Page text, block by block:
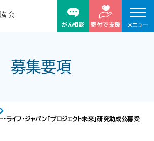
がん相談 寄付で支援 メニュー
募集要項
ライフ・ジャパン「プロジェクト未来」研究助成公募受